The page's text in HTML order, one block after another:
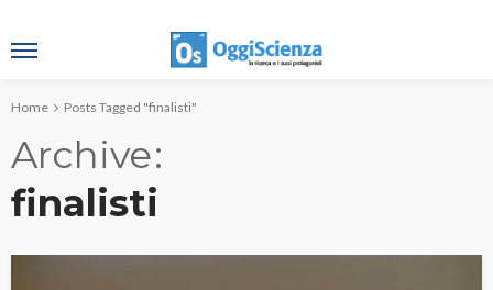
Home Posts Tagged "finalisti"
Archive
finalisti